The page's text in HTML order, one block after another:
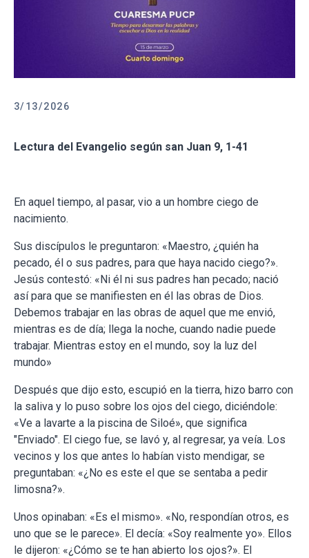
3/13/2026
Lectura del Evangelio según san Juan 9, 1-41
En aquel tiempo, al pasar, vio a un hombre ciego de
nacimiento.
Sus discípulos le preguntaron: «Maestro, ¿quién ha
pecado, él o sus padres, para que haya nacido ciego?».
Jesús contestó: «Ni él ni sus padres han pecado; nació
así para que se manifiesten en él las obras de Dios.
Debemos trabajar en las obras de aquel que me envió,
mientras es de día; llega la noche, cuando nadie puede
trabajar. Mientras estoy en el mundo, soy la luz del
mundo»
Después que dijo esto, escupió en la tierra, hizo barro con
la saliva y lo puso sobre los ojos del ciego, diciéndole:
«Ve a lavarte a la piscina de Siloé», que significa
"Enviado". El ciego fue, se lavó y, al regresar, ya veía. Los
vecinos y los que antes lo habían visto mendigar, se
preguntaban: «¿No es este el que se sentaba a pedir
limosna?».
Unos opinaban: «Es el mismo». «No, respondían otros, es
uno que se le parece». El decía: «Soy realmente yo». Ellos
le dijeron: «¿Cómo se te han abierto los ojos?». El